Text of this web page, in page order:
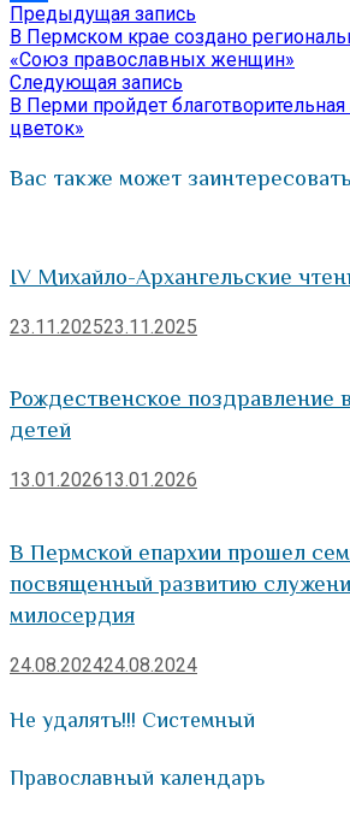
Отправить
Навигация
по
записям
Предыдущая запись
запись:
В Пермском крае создано
«Союз православных женщин»
Следующая запись
запись:
В Перми пройдет
цветок»
Вас также может заинтересовать
IV Михайло-Архангельские
23.11.202523.11.2025
Рождественское поздравление
детей
13.01.202613.01.2026
В Пермской епархии прошел
посвященный развитию
милосердия
24.08.202424.08.2024
Не удалять!!! Системный
Православный календарь